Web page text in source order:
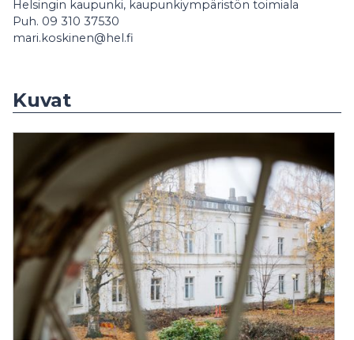
Helsingin kaupunki, kaupunkiympäristön toimiala
Puh. 09 310 37530
mari.koskinen@hel.fi
Kuvat